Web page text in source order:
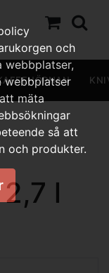
l
och
webbplatser,
webbplatser
mäta
så att
och produkter.